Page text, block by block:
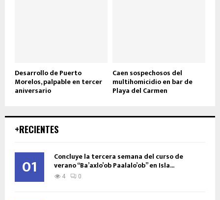
Desarrollo de Puerto
Morelos, palpable en tercer
aniversario
Caen sospechosos del
multihomicidio en bar de
Playa del Carmen
+RECIENTES
01 Concluye la tercera semana del curso de
verano “Ba’axlo’ob Paalalo’ob” en Isla...
4 0